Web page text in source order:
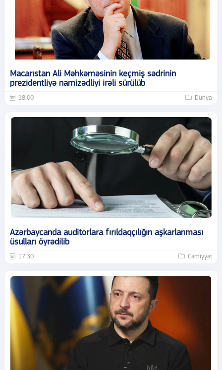
Macarıstan Ali Məhkəməsinin keçmiş sədrinin
prezidentliyə namizədliyi irəli sürülüb
18:00 Dünya
Azərbaycanda auditorlara fırıldaqçılığın aşkarlanması
üsulları öyrədilib
17:30 Cəmiyyət